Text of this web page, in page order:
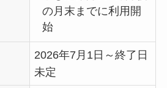
の月末までに利用開
始
2026年7月1日～終了日
未定